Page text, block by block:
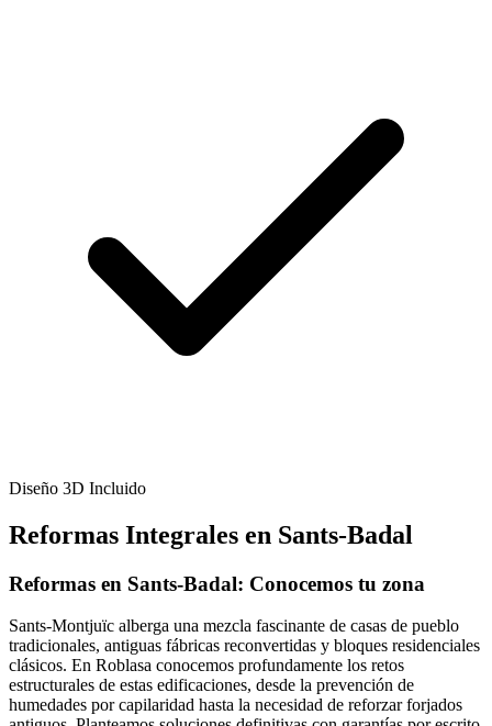
Diseño 3D Incluido
Reformas Integrales en Sants-Badal
Reformas en Sants-Badal: Conocemos tu zona
Sants-Montjuïc alberga una mezcla fascinante de casas de pueblo
tradicionales, antiguas fábricas reconvertidas y bloques residenciales
clásicos. En Roblasa conocemos profundamente los retos
estructurales de estas edificaciones, desde la prevención de
humedades por capilaridad hasta la necesidad de reforzar forjados